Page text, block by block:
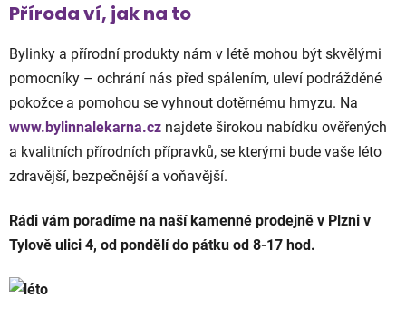
Příroda ví, jak na to
Bylinky a přírodní produkty nám v létě mohou být skvělými
pomocníky – ochrání nás před spálením, uleví podrážděné
pokožce a pomohou se vyhnout dotěrnému hmyzu. Na
www.bylinnalekarna.cz najdete širokou nabídku ověřených
a kvalitních přírodních přípravků, se kterými bude vaše léto
zdravější, bezpečnější a voňavější.
Rádi vám poradíme na naší kamenné prodejně v Plzni v
Tylově ulici 4, od pondělí do pátku od 8-17 hod.